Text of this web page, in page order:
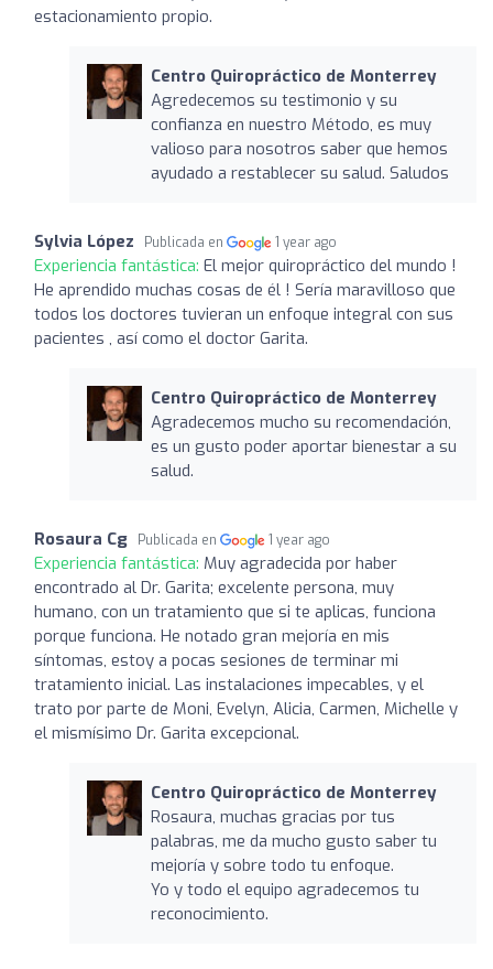
estacionamiento propio.
Centro Quiropráctico de Monterrey
Agredecemos su testimonio y su
confianza en nuestro Método, es muy
valioso para nosotros saber que hemos
ayudado a restablecer su salud. Saludos
Sylvia López Publicada en 1 year ago
Experiencia fantástica: El mejor quiropráctico del mundo !
He aprendido muchas cosas de él ! Sería maravilloso que
todos los doctores tuvieran un enfoque integral con sus
pacientes , así como el doctor Garita.
Centro Quiropráctico de Monterrey
Agradecemos mucho su recomendación,
es un gusto poder aportar bienestar a su
salud.
Rosaura Cg Publicada en 1 year ago
Experiencia fantástica: Muy agradecida por haber
encontrado al Dr. Garita; excelente persona, muy
humano, con un tratamiento que si te aplicas, funciona
porque funciona. He notado gran mejoría en mis
síntomas, estoy a pocas sesiones de terminar mi
tratamiento inicial. Las instalaciones impecables, y el
trato por parte de Moni, Evelyn, Alicia, Carmen, Michelle y
el mismísimo Dr. Garita excepcional.
Centro Quiropráctico de Monterrey
Rosaura, muchas gracias por tus
palabras, me da mucho gusto saber tu
mejoría y sobre todo tu enfoque.
Yo y todo el equipo agradecemos tu
reconocimiento.